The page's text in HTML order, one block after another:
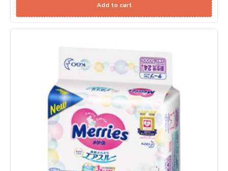
Add to cart